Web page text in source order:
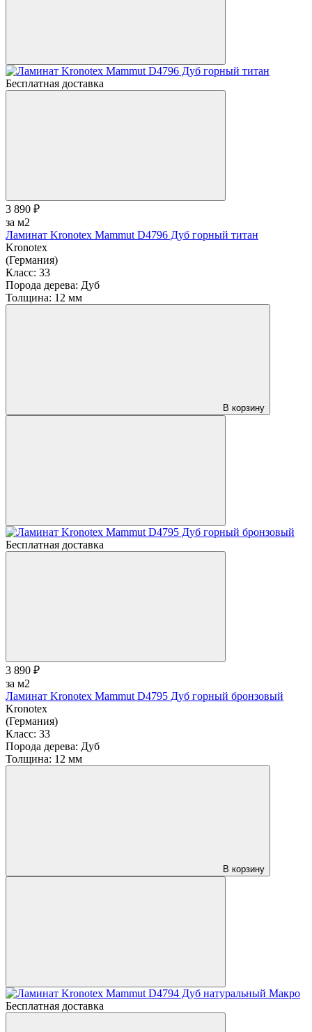
Бесплатная доставка
3 890 ₽
за м2
Ламинат Kronotex Mammut D4796 Дуб горный титан
Kronotex
(Германия)
Класс: 33
Порода дерева: Дуб
Толщина: 12 мм
В корзину
Бесплатная доставка
3 890 ₽
за м2
Ламинат Kronotex Mammut D4795 Дуб горный бронзовый
Kronotex
(Германия)
Класс: 33
Порода дерева: Дуб
Толщина: 12 мм
В корзину
Бесплатная доставка